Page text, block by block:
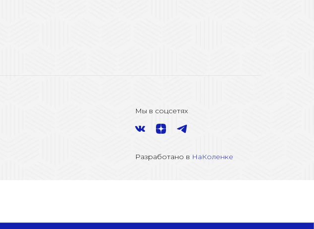
Мы в соцсетях
Разработано в НаКоленке